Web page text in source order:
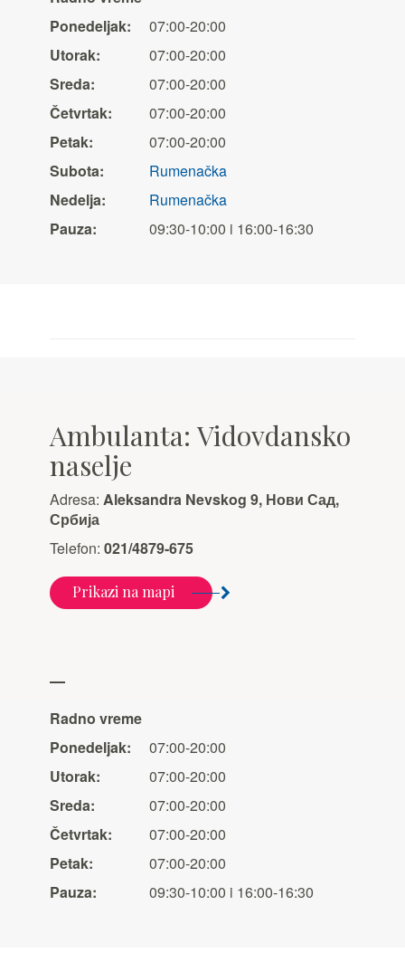
Ponedeljak:
07:00-20:00
Utorak:
07:00-20:00
Sreda:
07:00-20:00
Četvrtak:
07:00-20:00
Petak:
07:00-20:00
Subota:
Rumenačka
Nedelja:
Rumenačka
Pauza:
09:30-10:00 i 16:00-16:30
Ambulanta: Vidovdansko
naselje
Adresa: Aleksandra Nevskog 9, Нови Сад,
Србија
Telefon: 021/4879-675
Prikazi na mapi
Radno vreme
Ponedeljak:
07:00-20:00
Utorak:
07:00-20:00
Sreda:
07:00-20:00
Četvrtak:
07:00-20:00
Petak:
07:00-20:00
Pauza:
09:30-10:00 i 16:00-16:30